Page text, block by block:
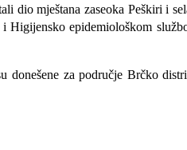
dio mještana zaseoka Peškiri i
Higijensko epidemiološkom
donešene za područje Brčko